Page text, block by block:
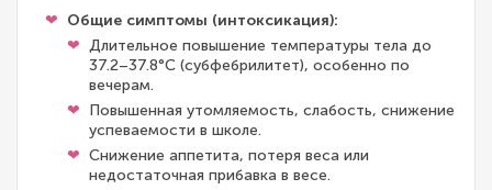
Общие симптомы (интоксикация):
Длительное повышение температуры тела до
37.2–37.8°C (субфебрилитет), особенно по
вечерам.
Повышенная утомляемость, слабость, снижение
успеваемости в школе.
Снижение аппетита, потеря веса или
недостаточная прибавка в весе.